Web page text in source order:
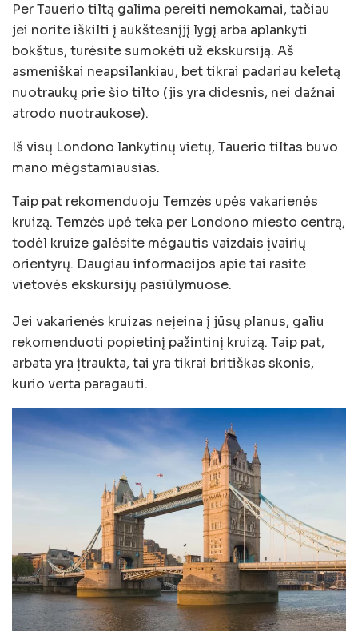
Per Tauerio tiltą galima pereiti nemokamai, tačiau
jei norite iškilti į aukštesnįjį lygį arba aplankyti
bokštus, turėsite sumokėti už ekskursiją. Aš
asmeniškai neapsilankiau, bet tikrai padariau keletą
nuotraukų prie šio tilto (jis yra didesnis, nei dažnai
atrodo nuotraukose).
Iš visų Londono lankytinų vietų, Tauerio tiltas buvo
mano mėgstamiausias.
Taip pat rekomenduoju Temzės upės vakarienės
kruizą. Temzės upė teka per Londono miesto centrą,
todėl kruize galėsite mėgautis vaizdais įvairių
orientyrų. Daugiau informacijos apie tai rasite
vietovės ekskursijų pasiūlymuose.
Jei vakarienės kruizas neįeina į jūsų planus, galiu
rekomenduoti popietinį pažintinį kruizą. Taip pat,
arbata yra įtraukta, tai yra tikrai britiškas skonis,
kurio verta paragauti.